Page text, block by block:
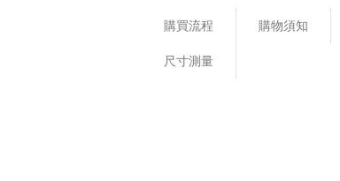
購買流程 購物須知
尺寸測量